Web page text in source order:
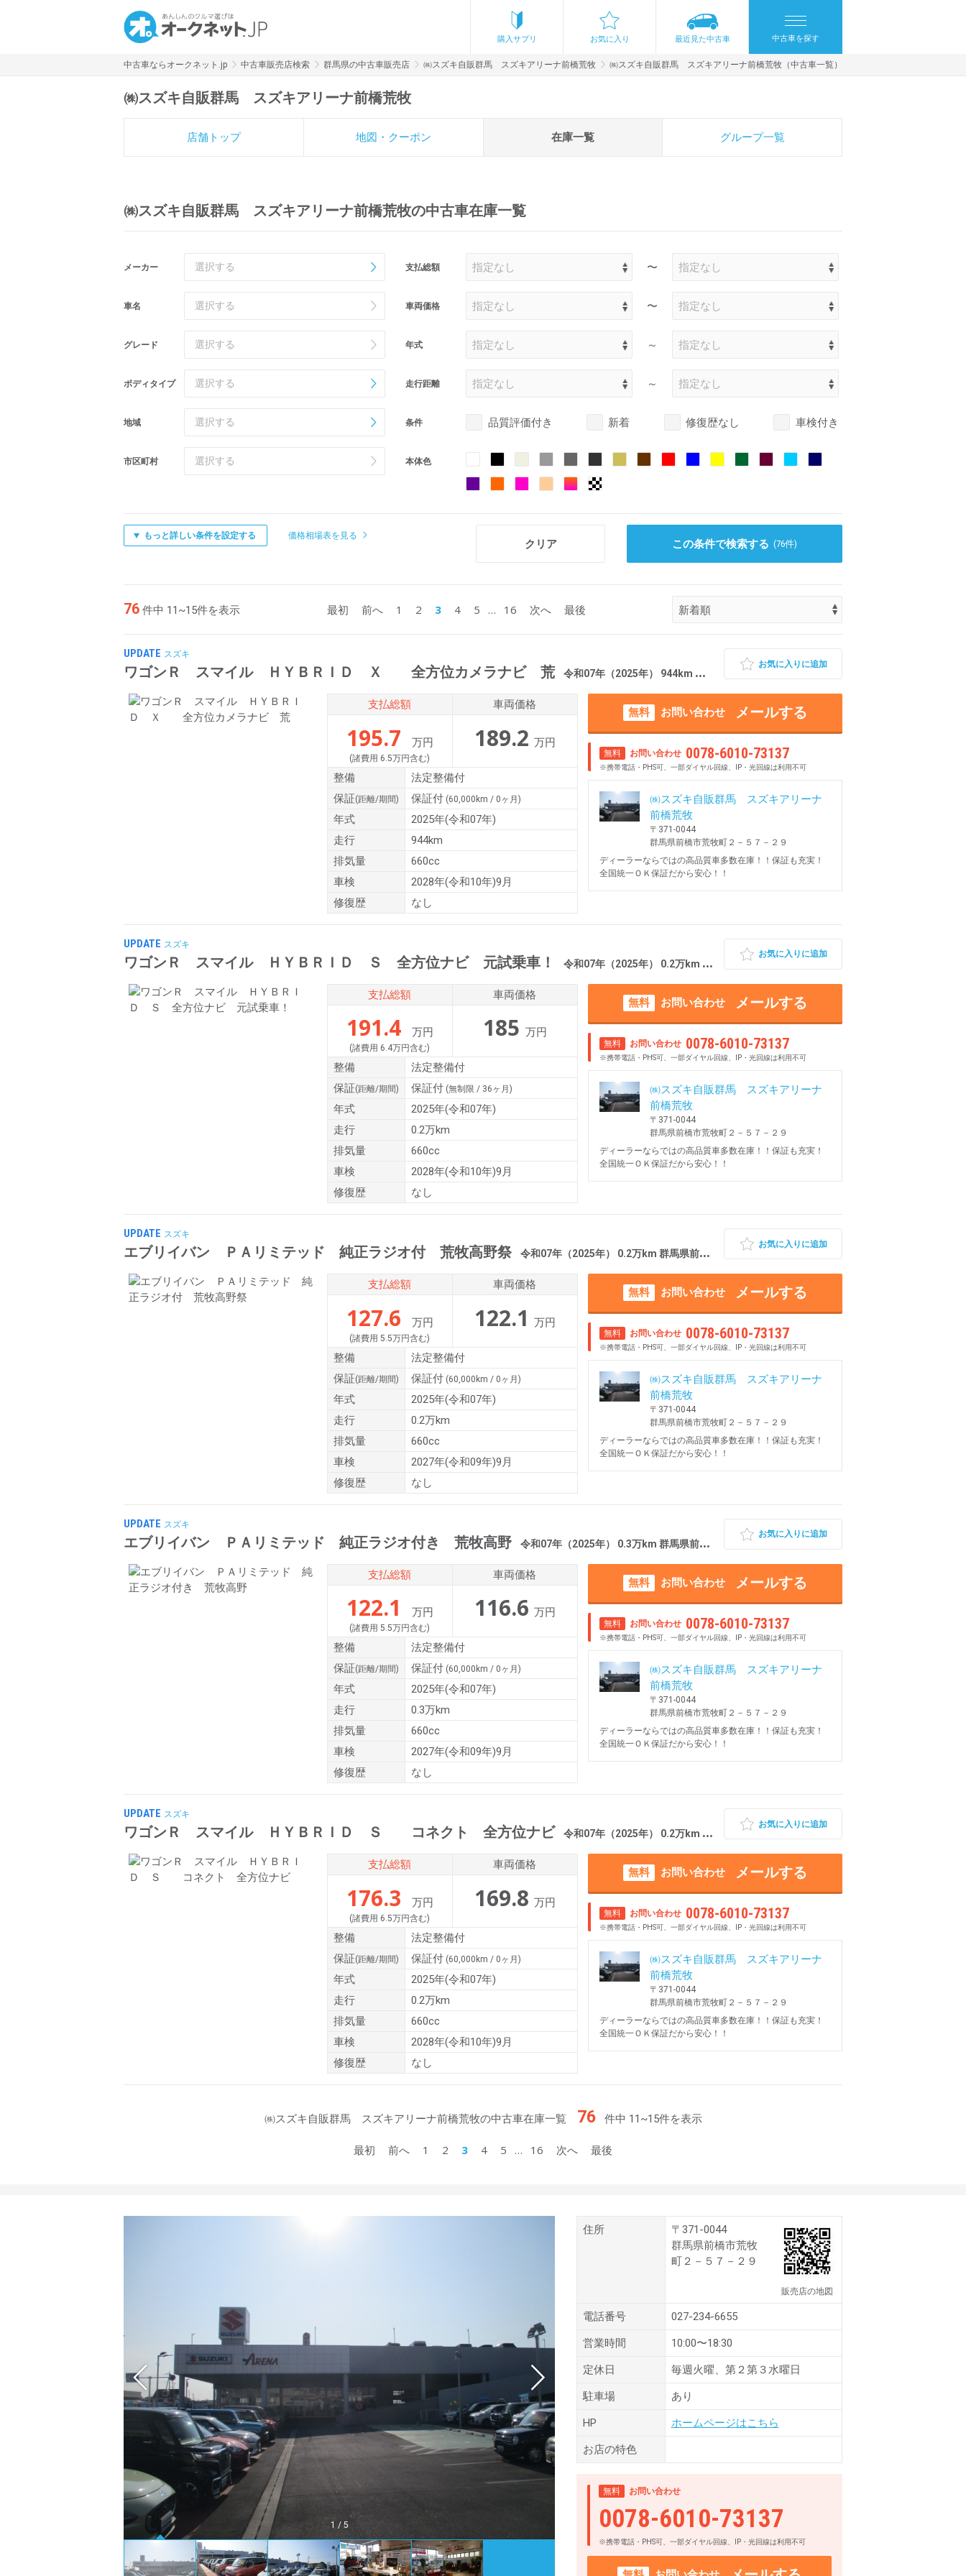
購入サプリ お気に入り 最近見た中古車 中古車を探す
中古車ならオークネット.jp 中古車販売店検索 群馬県の中古車販売店 ㈱スズキ自販群馬 スズキアリーナ前橋荒牧 ㈱スズキ自販群馬 スズキアリーナ前橋荒牧（中古車一覧）
㈱スズキ自販群馬 スズキアリーナ前橋荒牧
店舗トップ 地図・クーポン 在庫一覧 グループ一覧
㈱スズキ自販群馬 スズキアリーナ前橋荒牧の中古車在庫一覧
メーカー 選択する
車名 選択する
グレード 選択する
ボディタイプ 選択する
地域 選択する
市区町村 選択する
支払総額 〜
車両価格 〜
年式 ～
走行距離 ～
条件 品質評価付き 新着 修復歴なし 車検付き
本体色
もっと詳しい条件を設定する 価格相場表を見る
この条件で検索する (76件)
76 件中 11~15件を表示 最初 前へ 1 2 3 4 5 … 16 次へ 最後
UPDATE スズキ
ワゴンＲ スマイル ＨＹＢＲＩＤ Ｘ 全方位カメラナビ 荒 令和07年（2025年） 944km 群馬県前橋市
お気に入りに追加
支払総額
195.7 万円
(諸費用 6.5万円含む)
車両価格
189.2 万円
整備
法定整備付
保証(距離/期間) 保証付(60,000km / 0ヶ月)
年式
2025年(令和07年)
走行
944km
排気量
660cc
車検
2028年(令和10年)9月
修復歴
なし
無料 お問い合わせ メールする
無料 お問い合わせ 0078-6010-73137
※携帯電話・PHS可、一部ダイヤル回線、IP・光回線は利用不可
㈱スズキ自販群馬 スズキアリーナ
前橋荒牧
〒371-0044
群馬県前橋市荒牧町２－５７－２９
ディーラーならではの高品質車多数在庫！！保証も充実！
全国統一ＯＫ保証だから安心！！
UPDATE スズキ
ワゴンＲ スマイル ＨＹＢＲＩＤ Ｓ 全方位ナビ 元試乗車！ 令和07年（2025年） 0.2万km 群馬県前橋市
お気に入りに追加
支払総額
191.4 万円
(諸費用 6.4万円含む)
車両価格
185 万円
整備
法定整備付
保証(距離/期間) 保証付(無制限 / 36ヶ月)
年式
2025年(令和07年)
走行
0.2万km
排気量
660cc
車検
2028年(令和10年)9月
修復歴
なし
無料 お問い合わせ メールする
無料 お問い合わせ 0078-6010-73137
※携帯電話・PHS可、一部ダイヤル回線、IP・光回線は利用不可
㈱スズキ自販群馬 スズキアリーナ
前橋荒牧
〒371-0044
群馬県前橋市荒牧町２－５７－２９
ディーラーならではの高品質車多数在庫！！保証も充実！
全国統一ＯＫ保証だから安心！！
UPDATE スズキ
エブリイバン ＰＡリミテッド 純正ラジオ付 荒牧高野祭 令和07年（2025年） 0.2万km 群馬県前橋市
お気に入りに追加
支払総額
127.6 万円
(諸費用 5.5万円含む)
車両価格
122.1 万円
整備
法定整備付
保証(距離/期間) 保証付(60,000km / 0ヶ月)
年式
2025年(令和07年)
走行
0.2万km
排気量
660cc
車検
2027年(令和09年)9月
修復歴
なし
無料 お問い合わせ メールする
無料 お問い合わせ 0078-6010-73137
※携帯電話・PHS可、一部ダイヤル回線、IP・光回線は利用不可
㈱スズキ自販群馬 スズキアリーナ
前橋荒牧
〒371-0044
群馬県前橋市荒牧町２－５７－２９
ディーラーならではの高品質車多数在庫！！保証も充実！
全国統一ＯＫ保証だから安心！！
UPDATE スズキ
エブリイバン ＰＡリミテッド 純正ラジオ付き 荒牧高野 令和07年（2025年） 0.3万km 群馬県前橋市
お気に入りに追加
支払総額
122.1 万円
(諸費用 5.5万円含む)
車両価格
116.6 万円
整備
法定整備付
保証(距離/期間) 保証付(60,000km / 0ヶ月)
年式
2025年(令和07年)
走行
0.3万km
排気量
660cc
車検
2027年(令和09年)9月
修復歴
なし
無料 お問い合わせ メールする
無料 お問い合わせ 0078-6010-73137
※携帯電話・PHS可、一部ダイヤル回線、IP・光回線は利用不可
㈱スズキ自販群馬 スズキアリーナ
前橋荒牧
〒371-0044
群馬県前橋市荒牧町２－５７－２９
ディーラーならではの高品質車多数在庫！！保証も充実！
全国統一ＯＫ保証だから安心！！
UPDATE スズキ
ワゴンＲ スマイル ＨＹＢＲＩＤ Ｓ コネクト 全方位ナビ 令和07年（2025年） 0.2万km 群馬県前橋市
お気に入りに追加
支払総額
176.3 万円
(諸費用 6.5万円含む)
車両価格
169.8 万円
整備
法定整備付
保証(距離/期間) 保証付(60,000km / 0ヶ月)
年式
2025年(令和07年)
走行
0.2万km
排気量
660cc
車検
2028年(令和10年)9月
修復歴
なし
無料 お問い合わせ メールする
無料 お問い合わせ 0078-6010-73137
※携帯電話・PHS可、一部ダイヤル回線、IP・光回線は利用不可
㈱スズキ自販群馬 スズキアリーナ
前橋荒牧
〒371-0044
群馬県前橋市荒牧町２－５７－２９
ディーラーならではの高品質車多数在庫！！保証も充実！
全国統一ＯＫ保証だから安心！！
㈱スズキ自販群馬 スズキアリーナ前橋荒牧の中古車在庫一覧 76 件中 11~15件を表示
最初 前へ 1 2 3 4 5 … 16 次へ 最後
1 / 5
住所
〒371-0044
群馬県前橋市荒牧
町２－５７－２９
販売店の地図
電話番号 027-234-6655
営業時間 10:00〜18:30
定休日 毎週火曜、第２第３水曜日
駐車場 あり
HP ホームページはこちら
お店の特色
無料 お問い合わせ
0078-6010-73137
※携帯電話・PHS可、一部ダイヤル回線、IP・光回線は利用不可